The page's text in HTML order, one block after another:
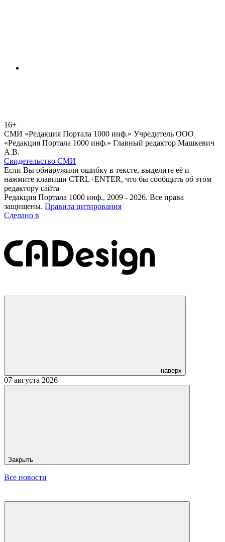
16+
СМИ «Редакция Портала 1000 инф.» Учредитель ООО
«Редакция Портала 1000 инф.» Главный редактор Машкевич
А.В.
Свидетельство СМИ
Если Вы обнаружили ошибку в тексте, выделите её и
нажмите клавиши CTRL+ENTER, что бы сообщить об этом
редактору сайта
Редакция Портала 1000 инф., 2009 - 2026. Все права
защищены. Правила цитирования
Сделано в
наверх
07 августа 2026
Закрыть
Все новости